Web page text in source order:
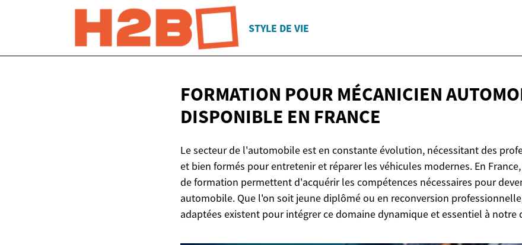
STYLE DE VIE
FORMATION POUR MÉCANICIEN
DISPONIBLE EN FRANCE
Le secteur de l'automobile est en constante évolution, nécessitant des
et bien formés pour entretenir et réparer les véhicules modernes. En
de formation permettent d'acquérir les compétences nécessaires pour
automobile. Que l'on soit jeune diplômé ou en reconversion
adaptées existent pour intégrer ce domaine dynamique et essentiel à notre